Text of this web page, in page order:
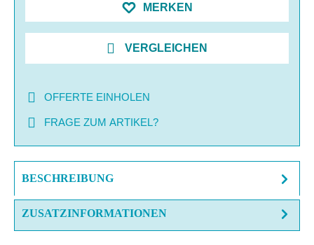
MERKEN
VERGLEICHEN
OFFERTE EINHOLEN
FRAGE ZUM ARTIKEL?
BESCHREIBUNG
ZUSATZINFORMATIONEN